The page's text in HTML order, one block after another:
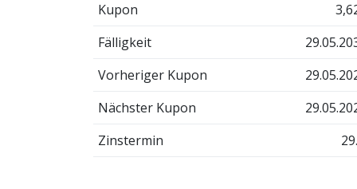
Kupon
Fälligkeit
Vorheriger Kupon
Nächster Kupon
Zinstermin